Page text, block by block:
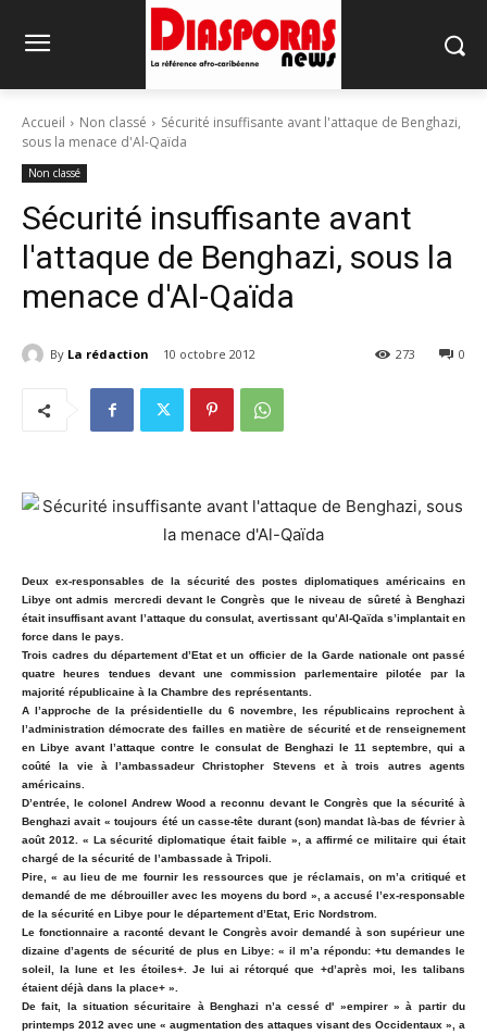
Accueil Non classé
Sécurité insuffisante avant l'attaque de Benghazi,
sous la menace d'Al-Qaïda
Non classé
Sécurité insuffisante avant
l'attaque de Benghazi, sous la
menace d'Al-Qaïda
By La rédaction 10 octobre 2012 0
273
Deux ex-responsables de la sécurité des postes diplomatiques américains en
Libye ont admis mercredi devant le Congrès que le niveau de sûreté à Benghazi
était insuffisant avant l’attaque du consulat, avertissant qu’Al-Qaïda s’implantait en
force dans le pays.
Trois cadres du département d’Etat et un officier de la Garde nationale ont passé
quatre heures tendues devant une commission parlementaire pilotée par la
majorité républicaine à la Chambre des représentants.
A l’approche de la présidentielle du 6 novembre, les républicains reprochent à
l’administration démocrate des failles en matière de sécurité et de renseignement
en Libye avant l’attaque contre le consulat de Benghazi le 11 septembre, qui a
coûté la vie à l’ambassadeur Christopher Stevens et à trois autres agents
américains.
D’entrée, le colonel Andrew Wood a reconnu devant le Congrès que la sécurité à
Benghazi avait « toujours été un casse-tête durant (son) mandat là-bas de février à
août 2012. « La sécurité diplomatique était faible », a affirmé ce militaire qui était
chargé de la sécurité de l’ambassade à Tripoli.
Pire, « au lieu de me fournir les ressources que je réclamais, on m’a critiqué et
demandé de me débrouiller avec les moyens du bord », a accusé l’ex-responsable
de la sécurité en Libye pour le département d’Etat, Eric Nordstrom.
Le fonctionnaire a raconté devant le Congrès avoir demandé à son supérieur une
dizaine d’agents de sécurité de plus en Libye: « il m’a répondu: +tu demandes le
soleil, la lune et les étoiles+. Je lui ai rétorqué que +d’après moi, les talibans
étaient déjà dans la place+ ».
De fait, la situation sécuritaire à Benghazi n’a cessé d' »empirer » à partir du
printemps 2012 avec une « augmentation des attaques visant des Occidentaux », a